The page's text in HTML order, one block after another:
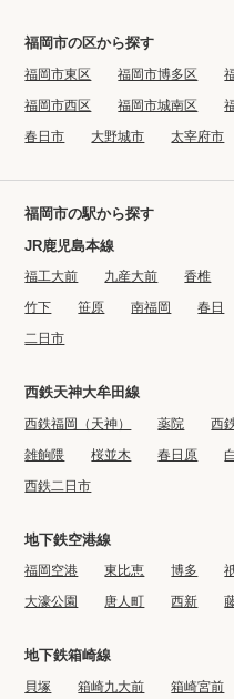
福岡市の区から探す
福岡市東区 福岡市博多区
福岡市西区
福岡市城南区
春日市
大野城市 太宰府市
福岡市の駅から探す
JR鹿児島本線
福工大前 九産大前 香椎
竹下
笹原 南福岡 春日
二日市
西鉄天神大牟田線
西鉄福岡（天神） 薬院 西
雑餉隈
桜並木 春日原
西鉄二日市
地下鉄空港線
福岡空港 東比恵 博多
大濠公園
唐人町 西新
地下鉄箱崎線
貝塚 箱崎九大前 箱崎宮前